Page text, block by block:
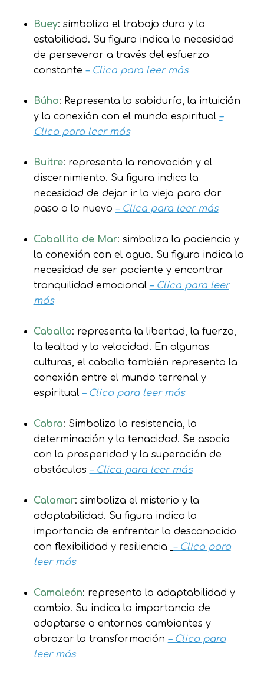
Buey: simboliza el trabajo duro y la
estabilidad. Su figura indica la necesidad
de perseverar a través del esfuerzo
constante – Clica para leer más
Búho: Representa la sabiduría, la intuición
y la conexión con el mundo espiritual –
Clica para leer más
Buitre: representa la renovación y el
discernimiento. Su figura indica la
necesidad de dejar ir lo viejo para dar
paso a lo nuevo – Clica para leer más
Caballito de Mar: simboliza la paciencia y
la conexión con el agua. Su figura indica la
necesidad de ser paciente y encontrar
tranquilidad emocional – Clica para leer
más
Caballo: representa la libertad, la fuerza,
la lealtad y la velocidad. En algunas
culturas, el caballo también representa la
conexión entre el mundo terrenal y
espiritual – Clica para leer más
Cabra: Simboliza la resistencia, la
determinación y la tenacidad. Se asocia
con la prosperidad y la superación de
obstáculos – Clica para leer más
Calamar: simboliza el misterio y la
adaptabilidad. Su figura indica la
importancia de enfrentar lo desconocido
con flexibilidad y resiliencia
– Clica para
leer más
Camaleón: representa la adaptabilidad y
cambio. Su indica la importancia de
adaptarse a entornos cambiantes y
abrazar la transformación – Clica para
leer más